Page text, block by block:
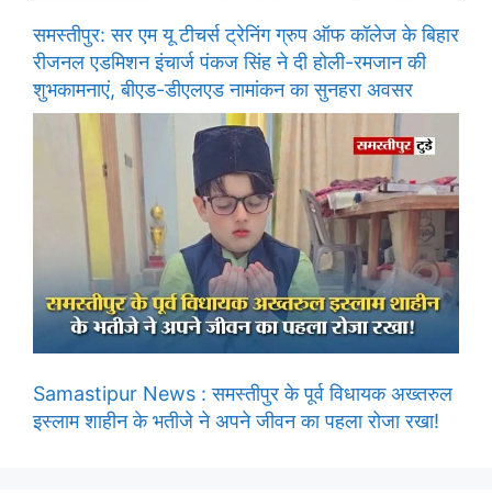
समस्तीपुर: सर एम यू टीचर्स ट्रेनिंग ग्रुप ऑफ कॉलेज के बिहार
रीजनल एडमिशन इंचार्ज पंकज सिंह ने दी होली-रमजान की
शुभकामनाएं, बीएड-डीएलएड नामांकन का सुनहरा अवसर
Samastipur News : समस्तीपुर के पूर्व विधायक अख्तरुल
इस्लाम शाहीन के भतीजे ने अपने जीवन का पहला रोजा रखा!